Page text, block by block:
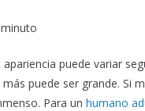
puede variar
puede ser grande. Si
Para un humano